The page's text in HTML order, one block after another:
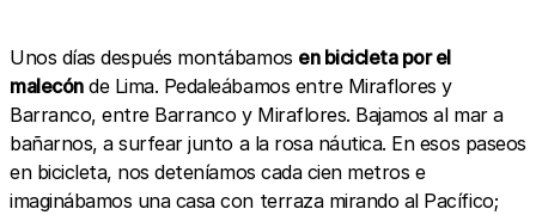
Unos días después montábamos en bicicleta por el
malecónde Lima. Pedaleábamos entre Miraflores y
Barranco, entre Barranco y Miraflores. Bajamos al mar a
bañarnos, a surfear junto a la rosa náutica. En esos paseos
en bicicleta, nos deteníamos cada cien metros e
imaginábamos una casa con terraza mirando al Pacífico;